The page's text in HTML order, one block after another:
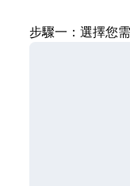
步驟一：選擇您